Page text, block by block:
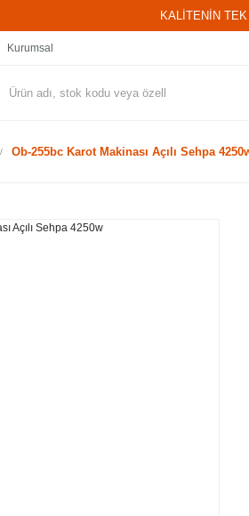
KALİTENİN
Kurumsal
Ob-255bc Karot Makinası Açılı Sehpa